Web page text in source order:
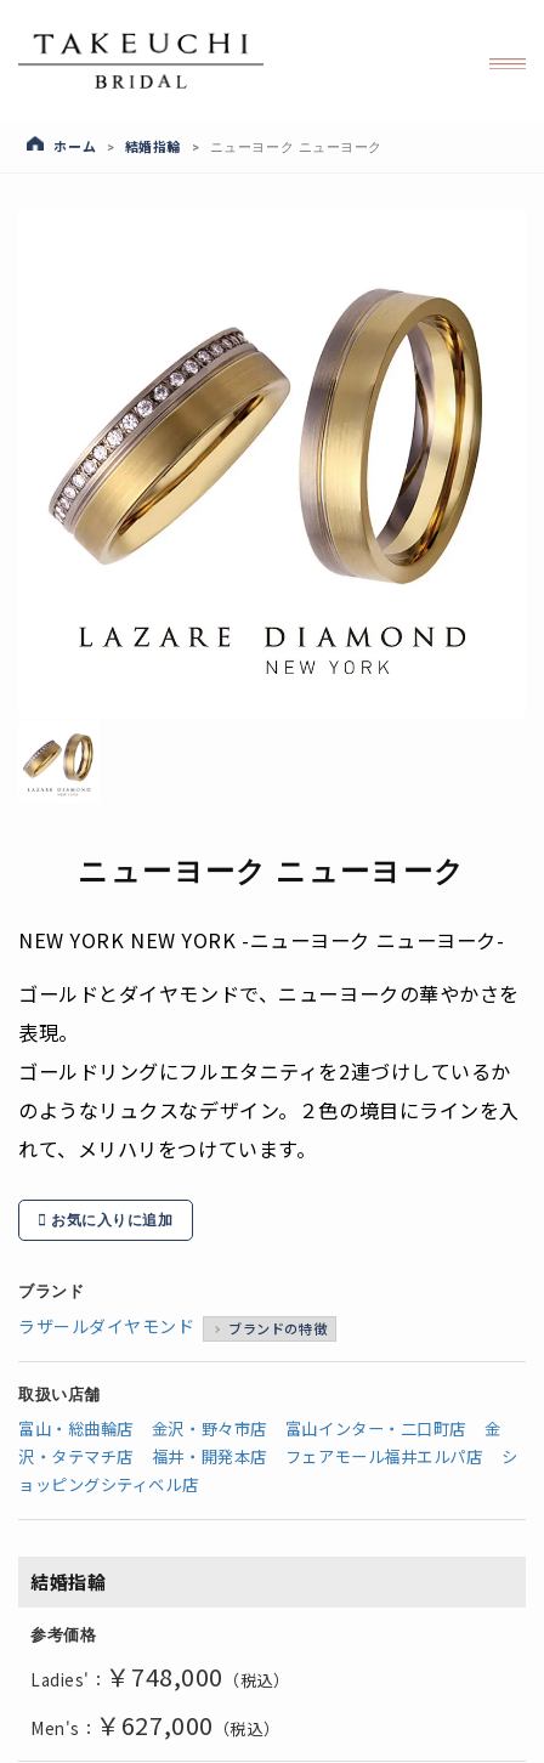
ホーム > 結婚指輪 > ニューヨーク ニューヨーク
ニューヨーク ニューヨーク
NEW YORK NEW YORK -ニューヨーク ニューヨーク-
ゴールドとダイヤモンドで、ニューヨークの華やかさを
表現。
ゴールドリングにフルエタニティを2連づけしているか
のようなリュクスなデザイン。２色の境目にラインを入
れて、メリハリをつけています。
お気に入りに追加
ブランド
ラザールダイヤモンド ブランドの特徴
取扱い店舗
富山・総曲輪店 金沢・野々市店 富山インター・二口町店
金
沢・タテマチ店
福井・開発本店 フェアモール福井エルパ店
シ
ョッピングシティベル店
結婚指輪
参考価格
Ladies'： ￥748,000 （税込）
Men's： ￥627,000 （税込）